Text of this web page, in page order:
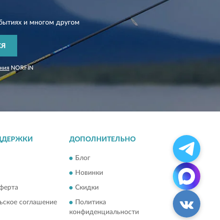
и многом другом
NORFIN
соглашение
ДОПОЛНИТЕЛЬНО
Блог
Новинки
Скидки
Политика
конфиденциальности